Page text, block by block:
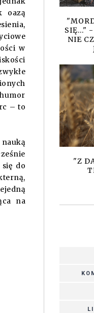
oazą
w
– to
do
na
SIĘ..."
NIE
"Z